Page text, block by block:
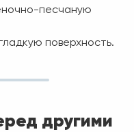
песчаную
поверхность.
другими